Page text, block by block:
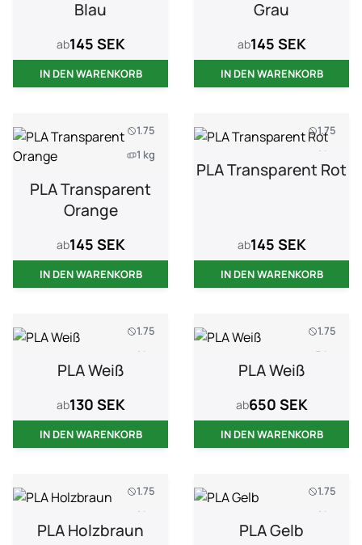
Blau
ab145 SEK
IN DEN WARENKORB
Grau
ab145 SEK
IN DEN WARENKORB
1.75
1 kg
PLA Transparent
Orange
ab145 SEK
IN DEN WARENKORB
1.75
1 kg
PLA Transparent Rot
ab145 SEK
IN DEN WARENKORB
1.75
1 kg
PLA Weiß
ab130 SEK
IN DEN WARENKORB
1.75
5 kg
PLA Weiß
ab650 SEK
IN DEN WARENKORB
1.75
1 kg
PLA Holzbraun
1.75
1 kg
PLA Gelb